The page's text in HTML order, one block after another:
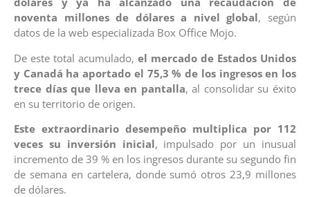
noventa millones de dólares a nivel global, según
datos de la web especializada Box Office Mojo.
De este total acumulado, el mercado de Estados Unidos
y Canadá ha aportado el 75,3 % de los ingresos en los
trece días que lleva en pantalla, al consolidar su éxito
en su territorio de origen.
Este extraordinario desempeño multiplica por 112
veces su inversión inicial, impulsado por un inusual
incremento de 39 % en los ingresos durante su segundo fin
de semana en cartelera, donde sumó otros 23,9 millones
de dólares.